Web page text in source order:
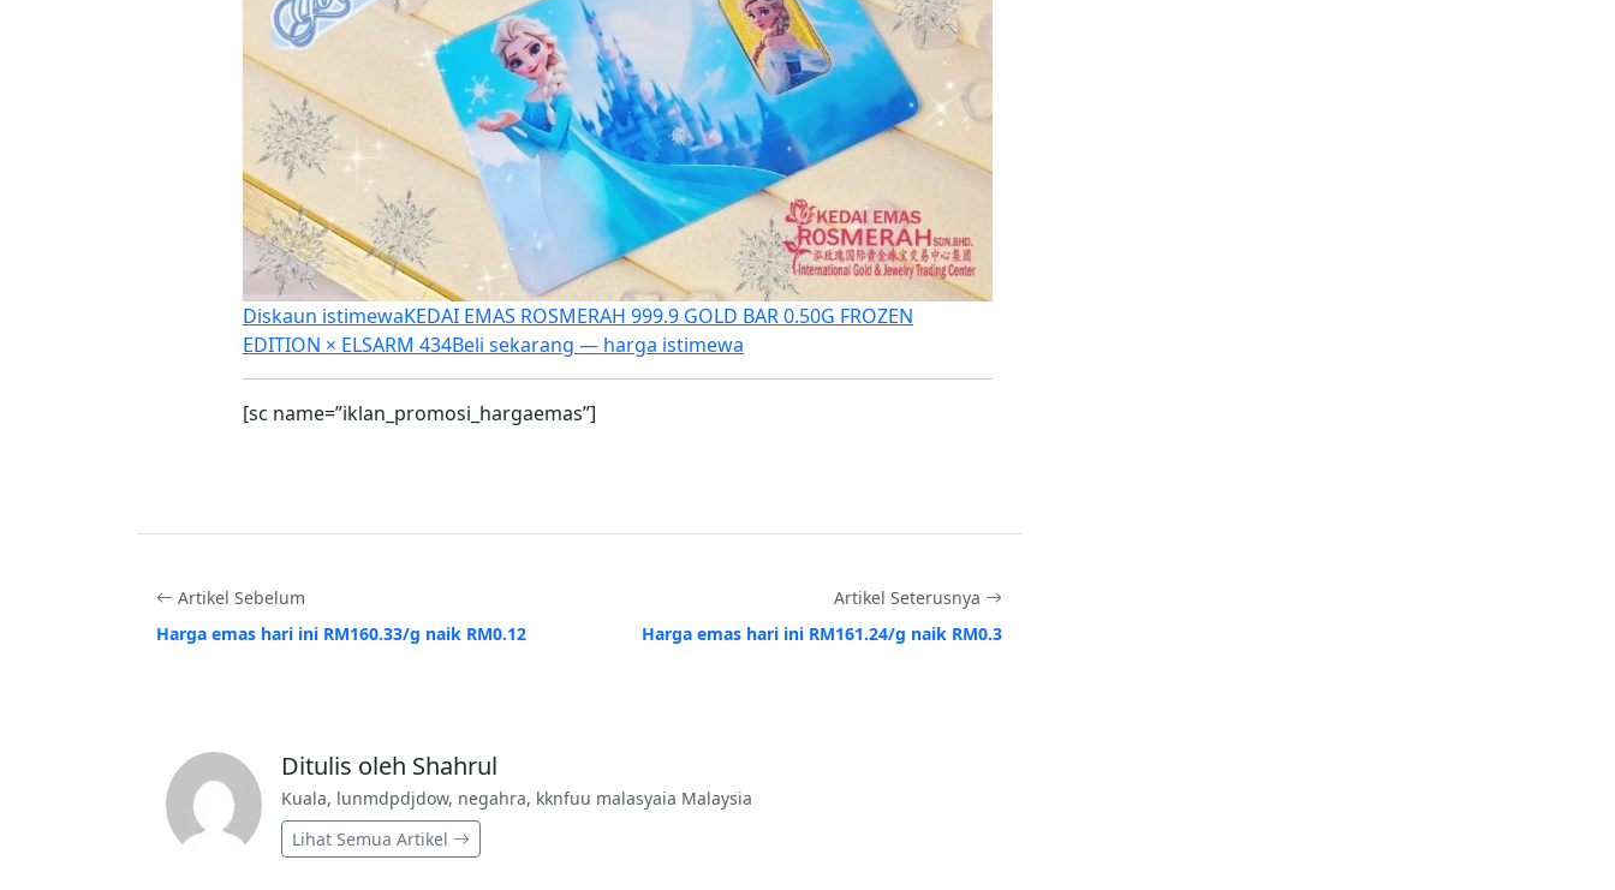
Diskaun istimewaKEDAI EMAS ROSMERAH 999.9 GOLD BAR 0.50G FROZEN
EDITION × ELSARM 434Beli sekarang — harga istimewa
[sc name=”iklan_promosi_hargaemas”]
Artikel Sebelum
Harga emas hari ini RM160.33/g naik RM0.12
Artikel Seterusnya
Harga emas hari ini RM161.24/g naik RM0.3
Ditulis oleh Shahrul
Kuala, lunmdpdjdow, negahra, kknfuu malasyaia Malaysia
Lihat Semua Artikel